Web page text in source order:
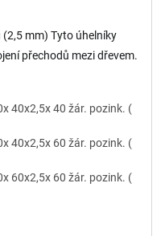
(2,5 mm) Tyto úhelníky
přechodů mezi dřevem.
40x2,5x 40 žár. pozink. (
40x2,5x 60 žár. pozink. (
60x2,5x 60 žár. pozink. (